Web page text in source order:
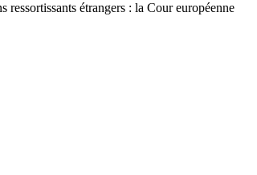
étrangers : la Cour européenne